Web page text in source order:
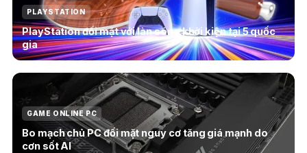
PLAYSTATION
PlayStation đối mặt với làn sóng khởi kiện tại 5 quốc
gia
GAME ONLINE PC
Bo mạch chủ PC đối mặt nguy cơ tăng giá mạnh do
cơn sốt AI